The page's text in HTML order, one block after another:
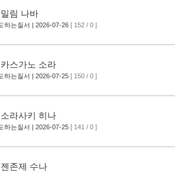
밀림 나바
하는질서 | 2026-07-26 [ 152 / 0 ]
카스가노 소라
하는질서 | 2026-07-25 [ 150 / 0 ]
소라사키 히나
하는질서 | 2026-07-25 [ 141 / 0 ]
젠존제 수나